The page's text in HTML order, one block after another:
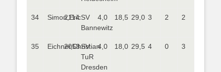
34 Simon,Eric
2114 SV
Bannewitz
4,0 18,5 29,0 3 2 2
35 Eichner,Christian
2058SV
TuR
Dresden
4,0 18,0 29,5 4 0 3